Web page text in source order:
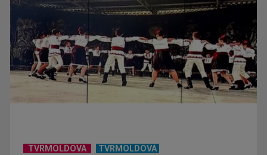
Eroii sportului și euforia apartenenței sau de ce am vorbit